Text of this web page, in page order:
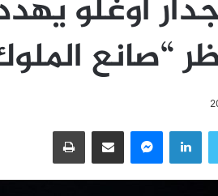
أوغلو
“صانع
تويتر لينكدإن ماسنجر مشاركة عبر البريد طباعة